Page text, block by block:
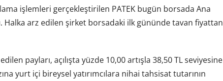
işlemleri gerçekleştirilen PATEK bugün borsada Ana
Halka arz edilen şirket borsadaki ilk gününde tavan fiyattan
payları, açılışta yüzde 10,00 artışla 38,50 TL seviyesine
yurt içi bireysel yatırımcılara nihai tahsisat tutarının